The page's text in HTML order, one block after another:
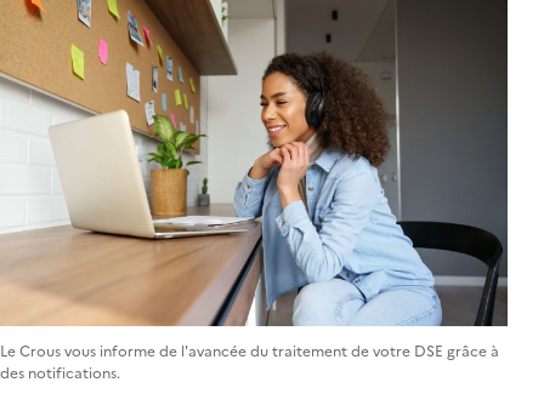
Le Crous vous informe de l'avancée du traitement de votre DSE grâce à
des notifications.